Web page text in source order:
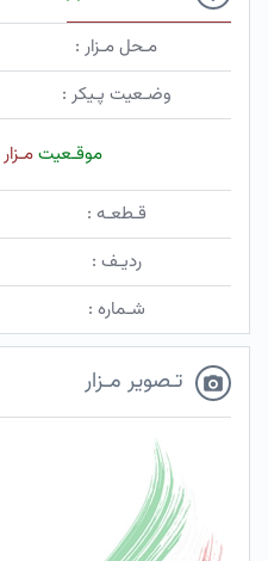
مـحل مـزار :
وضـعیت پـیکر :
موقـعیتمـزار
قـطعـه :
ردیـف :
شـماره :
تـصویر مـزار